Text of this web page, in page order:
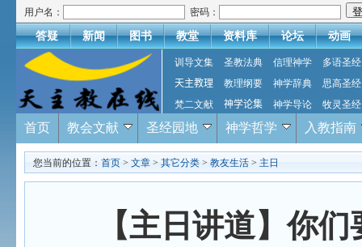
用户名： 密码：
答疑 新闻 图书 教堂 资料库 论坛 动画
训导文集 圣教法典 信理神学
多语圣经
天主教理
教理纲要 神学辞典
思高圣经
梵二文献
神学论集 神学导论 牧灵圣经
首页 教会文献 圣经园地 神学哲学 入教指南
您当前的位置： 首页 > 文章 > 其它分类 > 教友生活 > 主日
【主日讲道】你